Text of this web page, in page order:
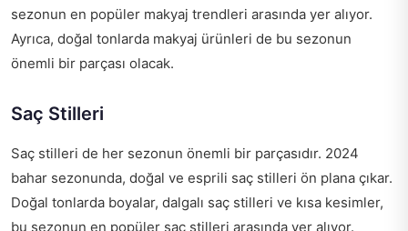
sezonun en popüler makyaj trendleri arasında yer alıyor.
Ayrıca, doğal tonlarda makyaj ürünleri de bu sezonun
önemli bir parçası olacak.
Saç Stilleri
Saç stilleri de her sezonun önemli bir parçasıdır. 2024
bahar sezonunda, doğal ve esprili saç stilleri ön plana çıkar.
Doğal tonlarda boyalar, dalgalı saç stilleri ve kısa kesimler,
bu sezonun en popüler saç stilleri arasında yer alıyor.